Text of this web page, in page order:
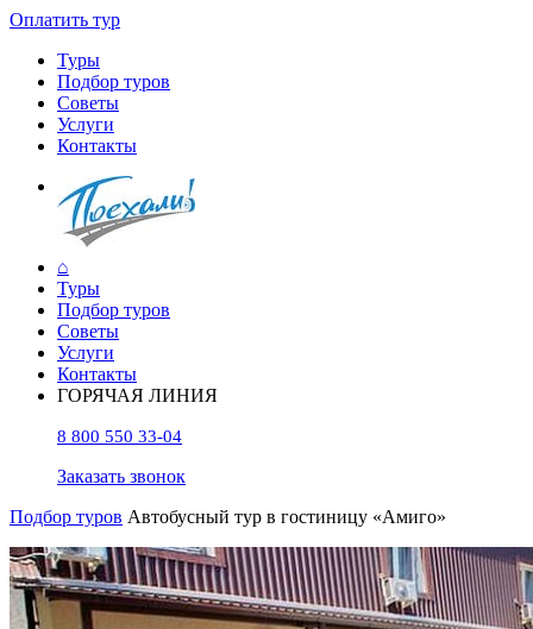
Оплатить тур
Туры
Подбор туров
Советы
Услуги
Контакты
⌂
Туры
Подбор туров
Советы
Услуги
Контакты
ГОРЯЧАЯ ЛИНИЯ
8 800 550 33-04
Заказать звонок
Подбор туров Автобусный тур в гостиницу «Амиго»